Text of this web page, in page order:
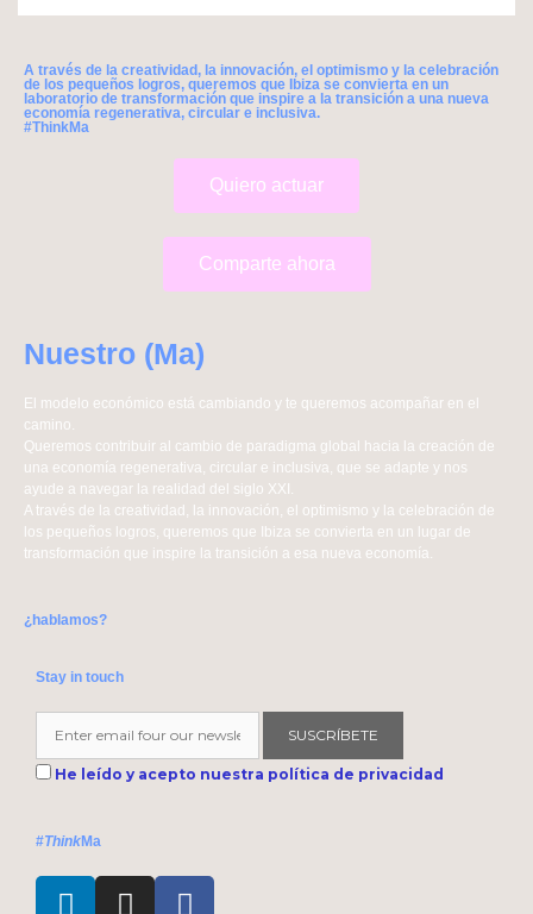
A través de la creatividad, la innovación, el optimismo y la celebración
de los pequeños logros, queremos que Ibiza se convierta en un
laboratorio de transformación que inspire a la transición a una nueva
economía regenerativa, circular e inclusiva.
#ThinkMa
Quiero actuar
Comparte ahora
Nuestro (Ma)
El modelo económico está cambiando y te queremos acompañar en el
camino.
Queremos contribuir al cambio de paradigma global hacia la creación de
una economía regenerativa, circular e inclusiva, que se adapte y nos
ayude a navegar la realidad del siglo XXI.
A través de la creatividad, la innovación, el optimismo y la celebración de
los pequeños logros, queremos que Ibiza se convierta en un lugar de
transformación que inspire la transición a esa nueva economía.
¿hablamos?
Stay in touch
SUSCRÍBETE
He leído y acepto nuestra política de privacidad
#ThinkMa